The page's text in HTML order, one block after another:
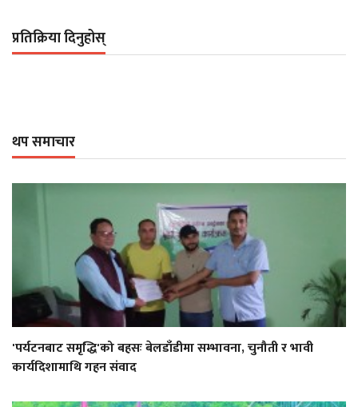
प्रतिक्रिया दिनुहोस्
थप समाचार
'पर्यटनबाट समृद्धि'को बहसः बेलडाँडीमा सम्भावना, चुनौती र भावी
कार्यदिशामाथि गहन संवाद